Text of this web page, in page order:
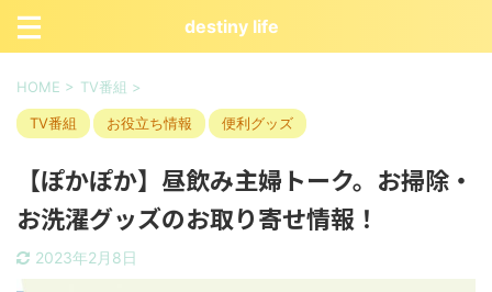
destiny life
HOME > TV番組 >
TV番組 お役立ち情報 便利グッズ
【ぽかぽか】昼飲み主婦トーク。お掃除・
お洗濯グッズのお取り寄せ情報！
2023年2月8日